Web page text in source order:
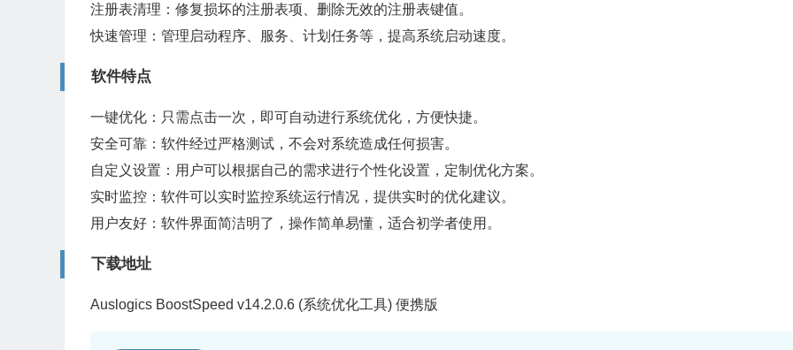
注册表清理：修复损坏的注册表项、删除无效的注册表键值。
快速管理：管理启动程序、服务、计划任务等，提高系统启动速度。
软件特点
一键优化：只需点击一次，即可自动进行系统优化，方便快捷。
安全可靠：软件经过严格测试，不会对系统造成任何损害。
自定义设置：用户可以根据自己的需求进行个性化设置，定制优化方案。
实时监控：软件可以实时监控系统运行情况，提供实时的优化建议。
用户友好：软件界面简洁明了，操作简单易懂，适合初学者使用。
下载地址
Auslogics BoostSpeed v14.2.0.6 (系统优化工具) 便携版